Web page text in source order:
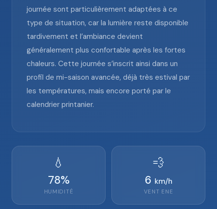
journée sont particulièrement adaptées à ce
type de situation, car la lumière reste disponible
tardivement et l’ambiance devient
généralement plus confortable après les fortes
chaleurs. Cette journée s’inscrit ainsi dans un
profil de mi-saison avancée, déjà très estival par
les températures, mais encore porté par le
calendrier printanier.
💧
78%
HUMIDITÉ
💨
6 km/h
VENT ENE